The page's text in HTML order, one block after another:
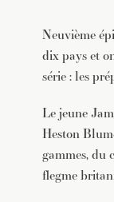
Neuvième
dix pays et
série : les
Le jeune
Heston
gammes, du
flegme